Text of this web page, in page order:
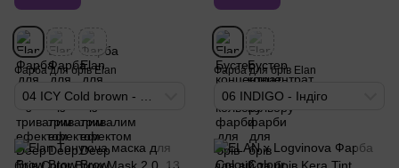
Фарба для брів Elan Фарба для брів Elan
06 INDIGO - Індіго